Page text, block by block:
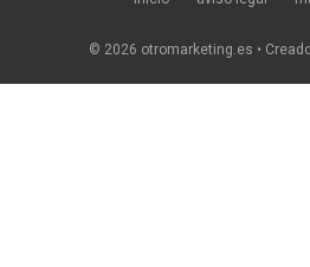
© 2026 otromarketing.es •